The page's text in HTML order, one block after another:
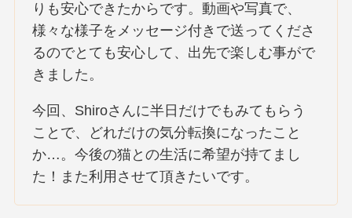
りも安心できたからです。動画や写真で、
様々な様子をメッセージ付きで送ってくださ
るのでとても安心して、出先で楽しむ事がで
きました。
今回、Shiroさんに半日だけでもみてもらう
ことで、どれだけの気分転換になったこと
か…。今後の猫との生活に希望が持てまし
た！また利用させて頂きたいです。